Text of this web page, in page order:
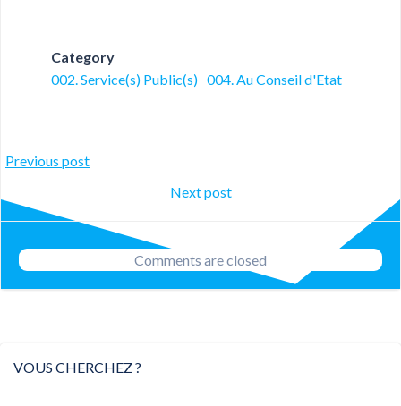
Category
002. Service(s) Public(s) 004. Au Conseil d'Etat
Post
navigation
Previous post
Post
navigation
Next post
Comments are closed
VOUS CHERCHEZ ?